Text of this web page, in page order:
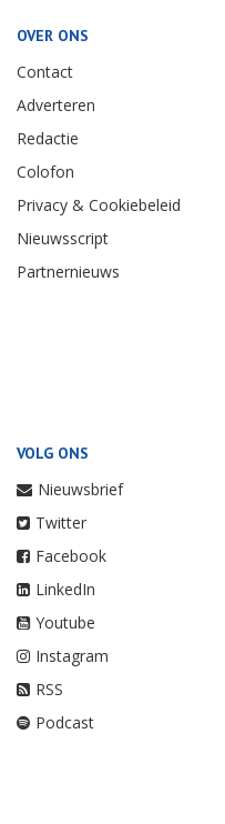
OVER ONS
Contact
Adverteren
Redactie
Colofon
Privacy & Cookiebeleid
Nieuwsscript
Partnernieuws
VOLG ONS
Nieuwsbrief
Twitter
Facebook
LinkedIn
Youtube
Instagram
RSS
Podcast